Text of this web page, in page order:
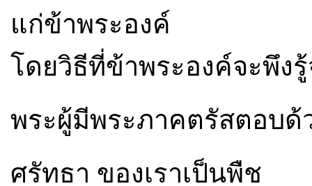
แก่ข้าพระองค์
โดยวิธีที่ข้าพระองค์จะพึง
พระผู้มีพระภาคตรัสตอบด้
ศรัทธา ของเราเป็นพืช